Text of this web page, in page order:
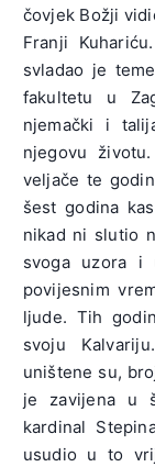
čovjek Božji
Franji
svladao je
fakultetu u
njemački i
njegovu
veljače te
šest godina
nikad ni slutio
svoga uzora i
povijesnim
ljude. Tih
svoju
uništene su,
je zavijena u
kardinal
usudio u to